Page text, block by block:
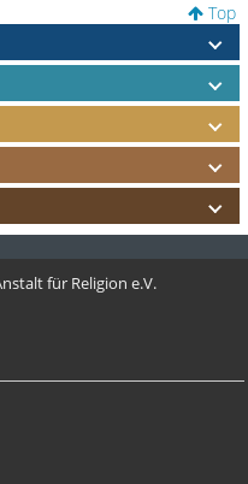
Top
für Religion e.V.